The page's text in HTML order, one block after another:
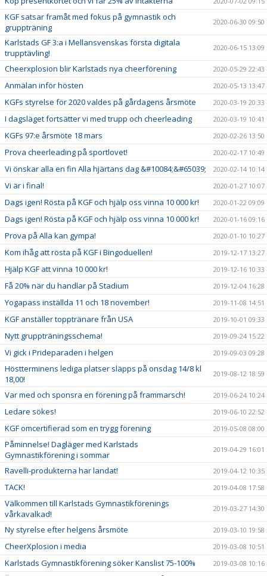
KGF satsar framåt med fokus på gymnastik och
gruppträning
2020-06-30 09:50
Karlstads GF 3:a i Mellansvenskas första digitala
trupptävling!
2020-06-15 13:09
Cheerxplosion blir Karlstads nya cheerförening 2020-05-29 22:43
Anmälan inför hösten 2020-05-13 13:47
KGFs styrelse för 2020 valdes på gårdagens årsmöte 2020-03-19 20:33
I dagsläget fortsätter vi med trupp och cheerleading 2020-03-19 10:41
KGFs 97:e årsmöte 18 mars 2020-02-26 13:50
Prova cheerleading på sportlovet! 2020-02-17 10:49
Vi önskar alla en fin Alla hjärtans dag &#10084;&#65039; 2020-02-14 10:14
Vi är i final! 2020-01-27 10:07
Dags igen! Rösta på KGF och hjälp oss vinna 10 000 kr! 2020-01-22 09:09
Dags igen! Rösta på KGF och hjälp oss vinna 10 000 kr! 2020-01-16 09:16
Prova på Alla kan gympa! 2020-01-10 10:27
Kom ihåg att rösta på KGF i Bingoduellen! 2019-12-17 13:27
Hjälp KGF att vinna 10 000 kr! 2019-12-16 10:33
Få 20% när du handlar på Stadium 2019-12-04 16:28
Yogapass inställda 11 och 18 november! 2019-11-08 14:51
KGF anställer topptränare från USA 2019-10-01 09:33
Nytt gruppträningsschema! 2019-09-24 15:22
Vi gick i Prideparaden i helgen 2019-09-03 09:28
Höstterminens lediga platser släpps på onsdag 14/8 kl
18,00!
2019-08-12 18:59
Var med och sponsra en förening på frammarsch! 2019-06-24 10:24
Ledare sökes! 2019-06-10 22:52
KGF omcertifierad som en trygg förening 2019-05-08 08:00
Påminnelse! Dagläger med Karlstads
Gymnastikförening i sommar
2019-04-29 16:01
Ravelli-produkterna har landat! 2019-04-12 10:35
TACK! 2019-04-08 17:58
Välkommen till Karlstads Gymnastikförenings
vårkavalkad!
2019-03-27 14:30
Ny styrelse efter helgens årsmöte 2019-03-10 19:58
CheerXplosion i media 2019-03-08 10:51
Karlstads Gymnastikförening söker Kanslist 75-100% 2019-03-08 10:16